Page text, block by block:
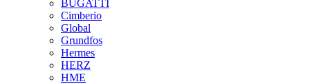
BUGATTI
Cimberio
Global
Grundfos
Hermes
HERZ
HME